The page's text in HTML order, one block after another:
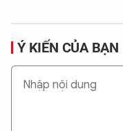
Ý KIẾN CỦA BẠN